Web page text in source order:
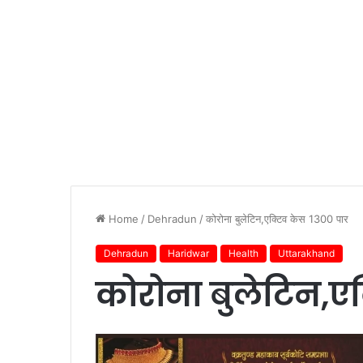
Home / Dehradun /कोरोना बुलेटिन,एक्टिव केस 1300 पार
Dehradun Haridwar Health Uttarakhand
कोरोना